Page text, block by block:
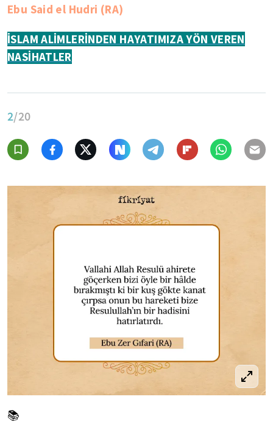
Ebu Said el Hudri (RA)
İSLAM ALİMLERİNDEN HAYATIMIZA YÖN VEREN
NASİHATLER
2/20
📚